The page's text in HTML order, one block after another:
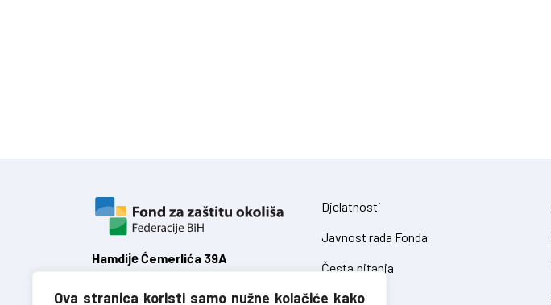
Ova stranica koristi samo nužne kolačiće kako
Hamdiје Ćemerlića 39A
Federacija Bosne i Hercegovine
Djelatnosti
Javnost rada Fonda
Česta pitanja
Zakoni